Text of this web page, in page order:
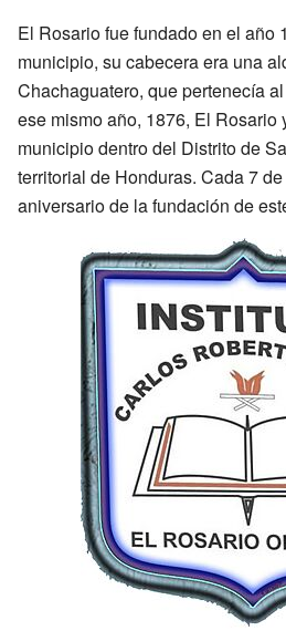
El Rosario fue fundado en el año
municipio, su cabecera era una
Chachaguatero, que pertenecía
ese mismo año, 1876, El Rosario
municipio dentro del Distrito de
territorial de Honduras. Cada 7
aniversario de la fundación de